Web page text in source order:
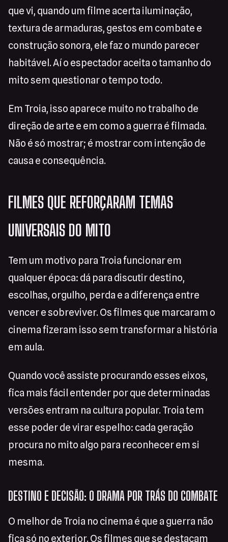
que vi, quando um filme acerta iluminação,
textura de armaduras, gestos em combate e
construção sonora, ele faz o mundo parecer
habitável. Aí o espectador aceita o tamanho do
mito sem questionar o tempo todo.
Em Troia, isso aparece muito no trabalho de
direção de arte e em como a guerra é filmada.
Não é só mostrar; é mostrar com intenção de
causa e consequência.
FILMES QUE REFORÇARAM TEMAS
UNIVERSAIS DO MITO
Tem um motivo para Troia funcionar em
qualquer época: dá para discutir destino,
escolhas, orgulho, perda e a diferença entre
vencer e sobreviver. Os filmes que marcaram o
cinema fizeram isso sem transformar a história
em aula.
Quando você assiste procurando esses eixos,
fica mais fácil entender por que determinadas
versões entram na cultura popular. Troia tem
esse poder de virar espelho: cada geração
procura no mito algo para reconhecer em si
mesma.
DESTINO E DECISÃO: O DRAMA POR TRÁS DO COMBATE
O melhor de Troia no cinema é que a guerra não
fica só no exterior. Os filmes que se destacam